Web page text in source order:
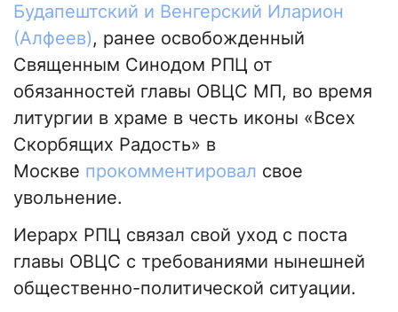
Будапештский и Венгерский Иларион
(Алфеев), ранее освобожденный
Священным Синодом РПЦ от
обязанностей главы ОВЦС МП, во время
литургии в храме в честь иконы «Всех
Скорбящих Радость» в
Москве прокомментировал свое
увольнение.
Иерарх РПЦ связал свой уход с поста
главы ОВЦС с требованиями нынешней
общественно-политической ситуации.